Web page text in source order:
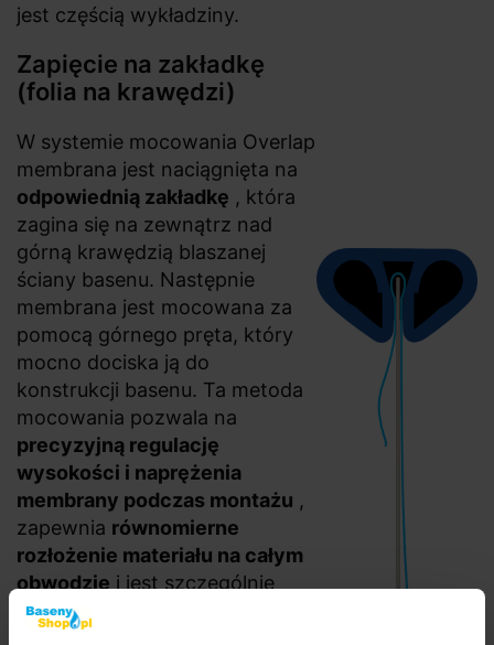
jest częścią wykładziny.
Zapięcie na zakładkę
(folia na krawędzi)
W systemie mocowania Overlap
membrana jest naciągnięta na
odpowiednią zakładkę , która
zagina się na zewnątrz nad
górną krawędzią blaszanej
ściany basenu. Następnie
membrana jest mocowana za
pomocą górnego pręta, który
mocno dociska ją do
konstrukcji basenu. Ta metoda
mocowania pozwala na
precyzyjną regulację
wysokości i naprężenia
membrany podczas montażu ,
zapewnia równomierne
rozłożenie materiału na całym
obwodzie i jest szczególnie
odpowiednia do uniwersalnego